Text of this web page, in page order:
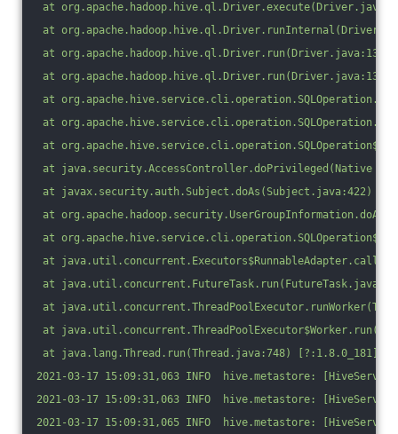
at
at
at
at
at
at
at
at java.security.AccessController.doPrivileged(Native
at javax.security.auth.Subject.doAs(Subject.java:422)
at
at
at
at
at
at
at java.lang.Thread.run(Thread.java:748) [?:1.8.0_181]
2021-03-17 15:09:31,063 INFO  hive.metastore:
2021-03-17 15:09:31,063 INFO  hive.metastore:
2021-03-17 15:09:31,065 INFO  hive.metastore: